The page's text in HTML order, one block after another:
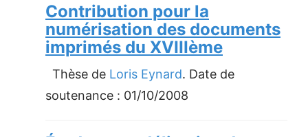
Contribution pour la
numérisation des documents
imprimés du XVIIIème
Thèse de Loris Eynard. Date de
soutenance : 01/10/2008